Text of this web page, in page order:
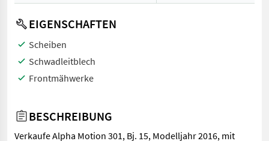
EIGENSCHAFTEN
Scheiben
Schwadleitblech
Frontmähwerke
BESCHREIBUNG
Verkaufe Alpha Motion 301, Bj. 15, Modelljahr 2016, mit